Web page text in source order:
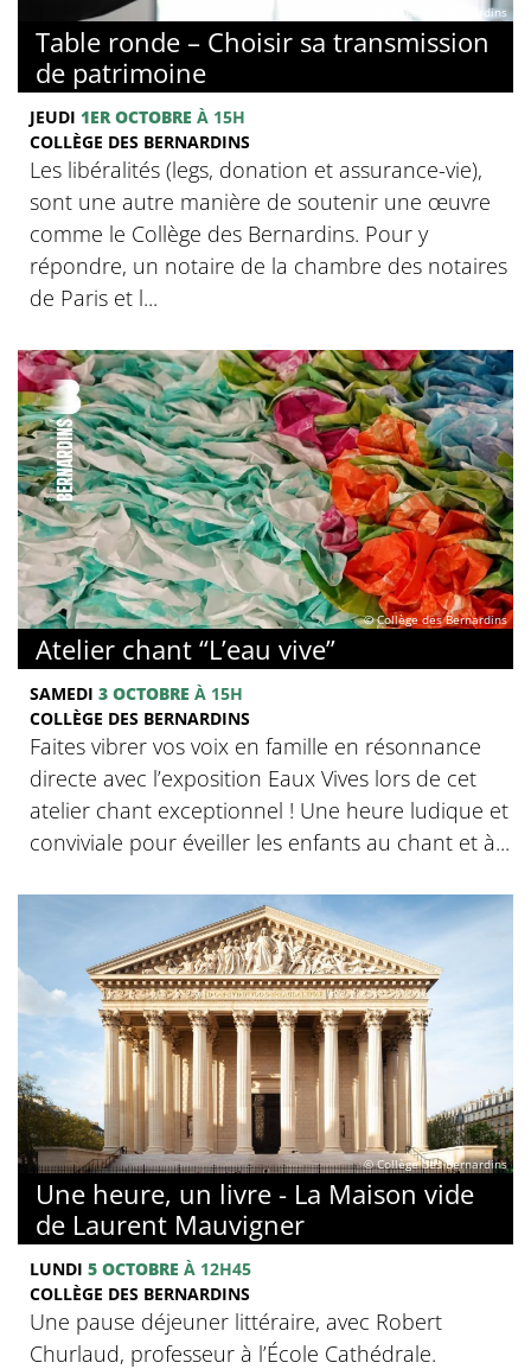
© Collège des Bernardins
Table ronde – Choisir sa transmission
de patrimoine
JEUDI 1ER OCTOBRE À 15H
COLLÈGE DES BERNARDINS
Les libéralités (legs, donation et assurance-vie),
sont une autre manière de soutenir une œuvre
comme le Collège des Bernardins. Pour y
répondre, un notaire de la chambre des notaires
de Paris et l...
© Collège des Bernardins
Atelier chant “L’eau vive”
SAMEDI 3 OCTOBRE À 15H
COLLÈGE DES BERNARDINS
Faites vibrer vos voix en famille en résonnance
directe avec l’exposition Eaux Vives lors de cet
atelier chant exceptionnel ! Une heure ludique et
conviviale pour éveiller les enfants au chant et à...
© Collège des Bernardins
Une heure, un livre - La Maison vide
de Laurent Mauvigner
LUNDI 5 OCTOBRE À 12H45
COLLÈGE DES BERNARDINS
Une pause déjeuner littéraire, avec Robert
Churlaud, professeur à l’École Cathédrale.